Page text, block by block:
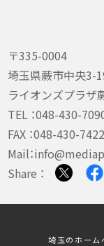
〒335-0004
埼玉県蕨市中央3-
ライオンズプラザ
TEL ：048-430-
FAX ：048-430-7422
Mail：
Share ：
埼玉のホーム